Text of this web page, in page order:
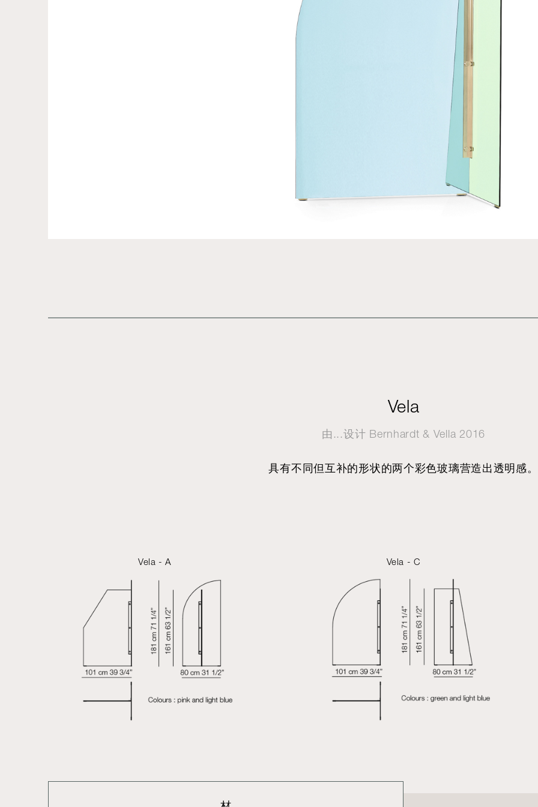
Vela
由...设计 Bernhardt & Vella 2016
具有不同但互补的形状的两个彩色玻璃营造出透明感。
Vela - A Vela - C